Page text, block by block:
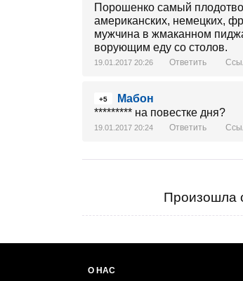
Порошенко самый
американских, немецких,
мужчина в жмаканном
ворующим еду со столов.
19.01.2017 20:26 Ответить
+5
Мабон
********* на повестке дня?
19.01.2017 20:24 Ответить
Произошла
О НАС